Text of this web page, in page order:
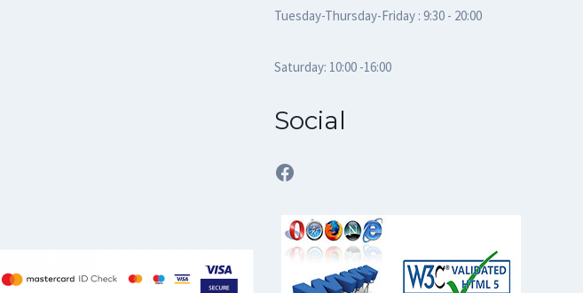
Tuesday-Thursday-Friday : 9:30 - 20:00
Saturday: 10:00 -16:00
Social
Facebook